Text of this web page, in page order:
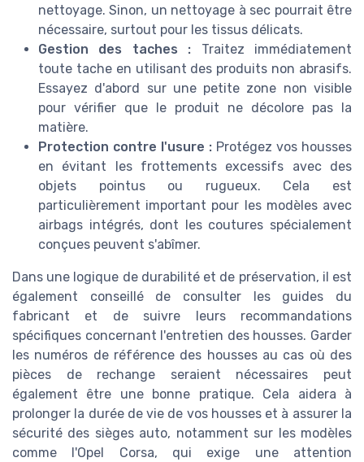
nettoyage. Sinon, un nettoyage à sec pourrait être
nécessaire, surtout pour les tissus délicats.
Gestion des taches : Traitez immédiatement
toute tache en utilisant des produits non abrasifs.
Essayez d'abord sur une petite zone non visible
pour vérifier que le produit ne décolore pas la
matière.
Protection contre l'usure : Protégez vos housses
en évitant les frottements excessifs avec des
objets pointus ou rugueux. Cela est
particulièrement important pour les modèles avec
airbags intégrés, dont les coutures spécialement
conçues peuvent s'abîmer.
Dans une logique de durabilité et de préservation, il est
également conseillé de consulter les guides du
fabricant et de suivre leurs recommandations
spécifiques concernant l'entretien des housses. Garder
les numéros de référence des housses au cas où des
pièces de rechange seraient nécessaires peut
également être une bonne pratique. Cela aidera à
prolonger la durée de vie de vos housses et à assurer la
sécurité des sièges auto, notamment sur les modèles
comme l'Opel Corsa, qui exige une attention